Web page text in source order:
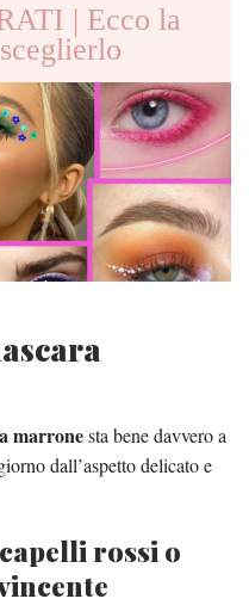
| Ecco la
marronesta bene davvero a
dall’aspetto delicato e
rossi o